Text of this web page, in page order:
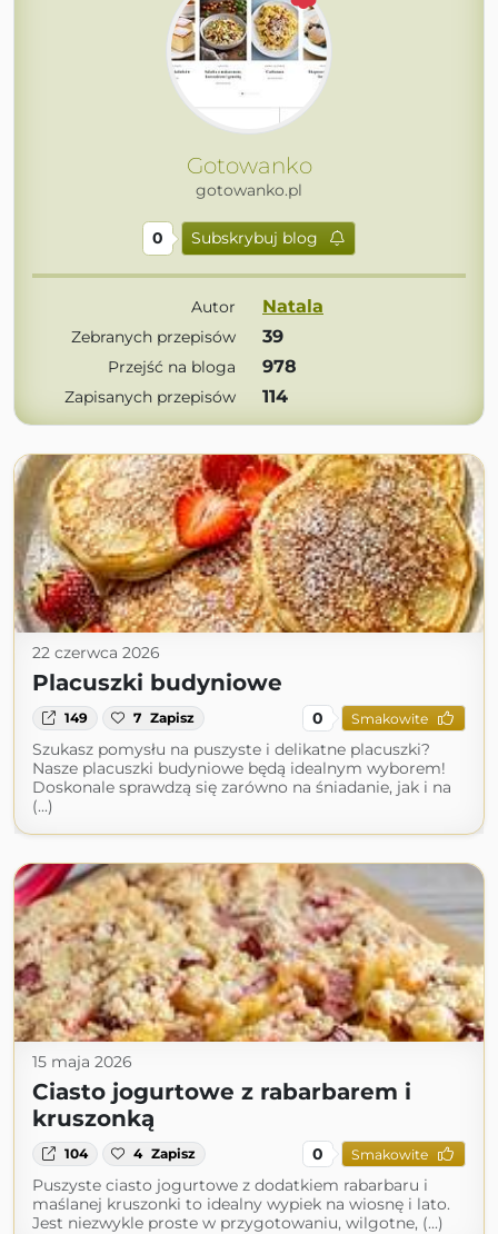
Gotowanko
gotowanko.pl
0 Subskrybuj blog
Autor Natala
Zebranych przepisów 39
Przejść na bloga 978
Zapisanych przepisów 114
22 czerwca 2026
Placuszki budyniowe
149 7 Zapisz 0 Smakowite
Szukasz pomysłu na puszyste i delikatne placuszki?
Nasze placuszki budyniowe będą idealnym wyborem!
Doskonale sprawdzą się zarówno na śniadanie, jak i na
(...)
15 maja 2026
Ciasto jogurtowe z rabarbarem i
kruszonką
104 4 Zapisz 0 Smakowite
Puszyste ciasto jogurtowe z dodatkiem rabarbaru i
maślanej kruszonki to idealny wypiek na wiosnę i lato.
Jest niezwykle proste w przygotowaniu, wilgotne, (...)